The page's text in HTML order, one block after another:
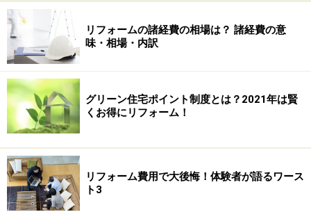
まれます。
壁紙の種類によっては、調湿効果や脱臭効果があるもの
もあり、見た目だけでなく、空気まで美しくしてくれる
ものがあり、クロスのデザインやカラーなどとのコーデ
ィネイトで、お部屋の雰囲気は全く変わってきます。
リフォームの諸経費の相場は？ 諸経費の意
味・相場・内訳
グリーン住宅ポイント制度とは？2021年は賢
くお得にリフォーム！
リフォーム費用で大後悔！体験者が語るワース
ト3